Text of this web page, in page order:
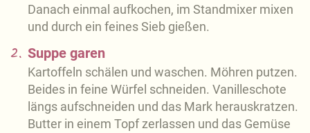
Danach einmal aufkochen, im Standmixer mixen
und durch ein feines Sieb gießen.
2. Suppe garen
Kartoffeln schälen und waschen. Möhren putzen.
Beides in feine Würfel schneiden. Vanilleschote
längs aufschneiden und das Mark herauskratzen.
Butter in einem Topf zerlassen und das Gemüse